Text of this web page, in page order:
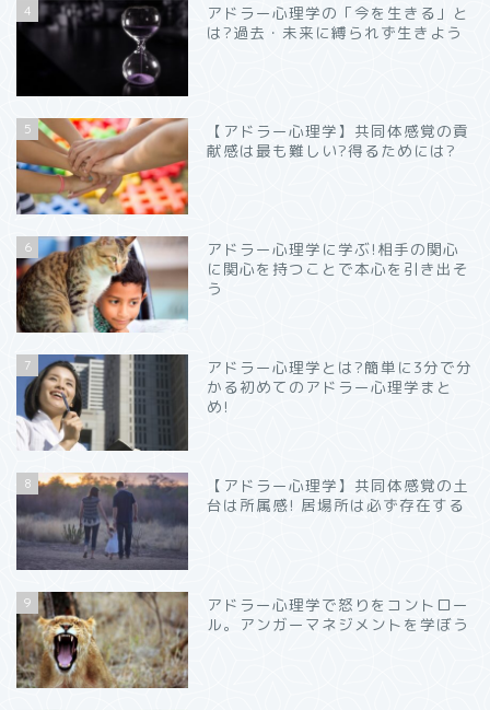
4
アドラー心理学の「今を生きる」と
は?過去・未来に縛られず生きよう
5
【アドラー心理学】共同体感覚の貢
献感は最も難しい?得るためには?
6
アドラー心理学に学ぶ!相手の関心
に関心を持つことで本心を引き出そ
う
7
アドラー心理学とは?簡単に3分で分
かる初めてのアドラー心理学まと
め!
8
【アドラー心理学】共同体感覚の土
台は所属感! 居場所は必ず存在する
9
アドラー心理学で怒りをコントロー
ル。アンガーマネジメントを学ぼう